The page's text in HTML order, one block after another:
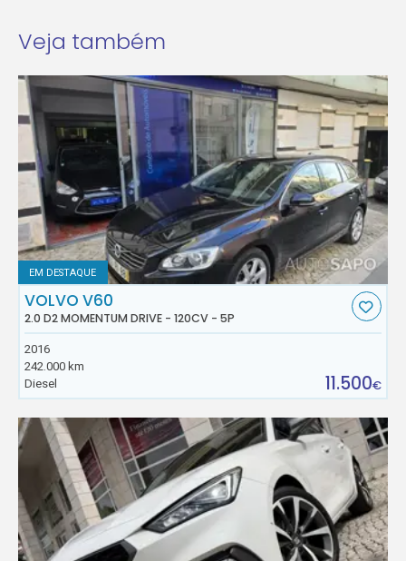
Veja também
EM DESTAQUE
VOLVO V60
2.0 D2 MOMENTUM DRIVE - 120CV - 5P
2016
242.000 km
Diesel
11.500€